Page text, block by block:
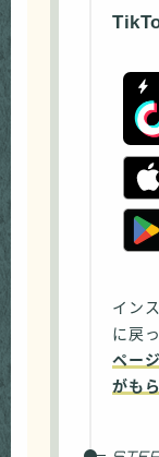
イン
に戻
ペー
がも